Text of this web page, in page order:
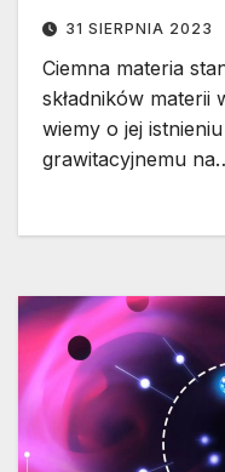
mogą odkryć
31 SIERPNIA 2023
Ciemna materia
składników materii
wiemy o jej
grawitacyjnemu